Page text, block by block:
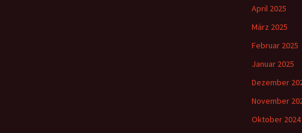
April 2025
März 2025
Februar 2025
Januar 2025
Dezember
November
Oktober 2024